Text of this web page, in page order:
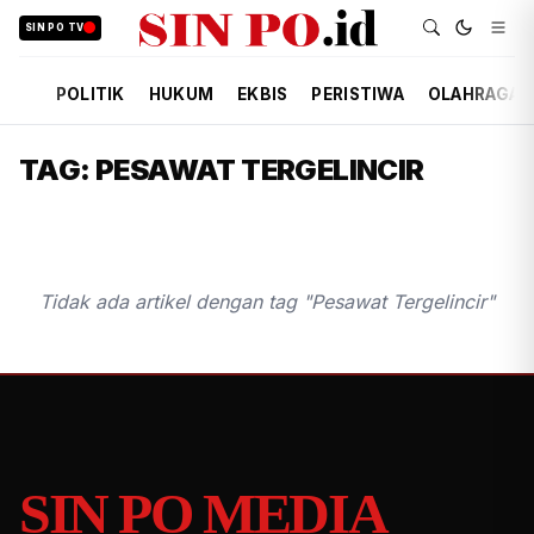
SIN PO TV
POLITIK HUKUM EKBIS PERISTIWA OLAHRAGA
TAG: PESAWAT TERGELINCIR
Tidak ada artikel dengan tag "Pesawat Tergelincir"
SIN PO MEDIA